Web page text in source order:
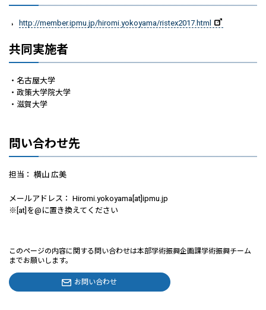
http://member.ipmu.jp/hiromi.yokoyama/ristex2017.html
共同実施者
・名古屋大学
・政策大学院大学
・滋賀大学
問い合わせ先
担当： 横山 広美
メールアドレス： Hiromi.yokoyama[at]ipmu.jp
※[at]を@に置き換えてください
このページの内容に関する問い合わせは本部学術振興企画課学術振興チーム
までお願いします。
お問い合わせ